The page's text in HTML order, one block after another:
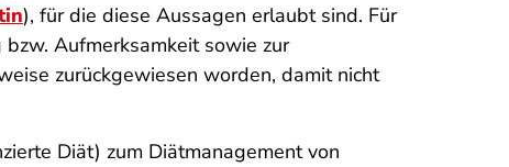
), für die diese Aussagen erlaubt sind. Für
Aufmerksamkeit sowie zur
zurückgewiesen worden, damit nicht
Diät) zum Diätmanagement von